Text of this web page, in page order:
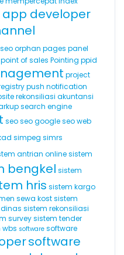
app developer
orphan pages panel
point of sales Pointing ppid
project
push notification
rekonsiliasi akuntansi
search engine
seoseo googleseo web
simpeg simrs
antrian onlinesistem
bengkel sistem
hris sistem kargo
sewa kostsistem
sistem rekonsiliasi
surveysistem tender
wbs software software
software